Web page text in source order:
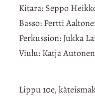
Kitara: Seppo
Basso: Pertti
Perkussion: Jukka
Viulu: Katja
Lippu 10e,